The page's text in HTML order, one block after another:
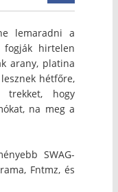
lemaradni a
fogják hirtelen
arany, platina
hétfőre,
hogy
na meg a
SWAG-
Fntmz, és